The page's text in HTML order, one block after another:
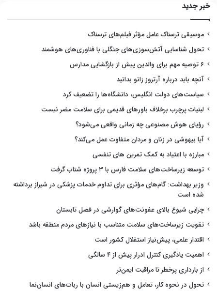
خبر جدید
موسیقی ترسناک عامل مؤثر فیلم‌های ترسناک
تحول شناسایی آتش‌سوزی‌های جنگلی با فناوری‌های هوشمند
۶ توصیه مهم برای والدین پیش از بازگشایی مدارس
آنچه باید درباره آرتروز زانو بدانید
سیاست‌های دولت انگلیس، دانشگاه‌ها را تضعیف کرد
لبنیات پرچرب برخلاف باورهای قدیمی برای سلامت مضر نیست
رؤیای هوش مصنوعی چه زمانی واقعی می‌شود؟
آیا بیهوشی در زنان و مردان متفاوت عمل می‌کند؟
مبارزه با اعتیاد به کمک تمرین های تنفسی
توسعه زیرساخت‌های سلامت فارس با ۳ پروژه شتاب گرفت
وزیر بهداشت: گام‌های مؤثری برای تداوم خدمات پزشکی در شیراز برداشته
شده است
چرایی شیوع بالای عفونت‌های گوارشی در فصل تابستان
تقویت زیرساخت‌های سلامت متناسب با نیازهای مردم منطقه باشد
اقتدار علمی، پیش‌نیاز استقلال کشور است
اهمیت یادگیری کنترل ادرار پیش از ۴ سالگی
از بارداری پرخطر تا مراقبت ایمن‌تر
تحول در نحوه کار، تعامل و هم‌زیستی انسان با ربات‌های انسان‌نما